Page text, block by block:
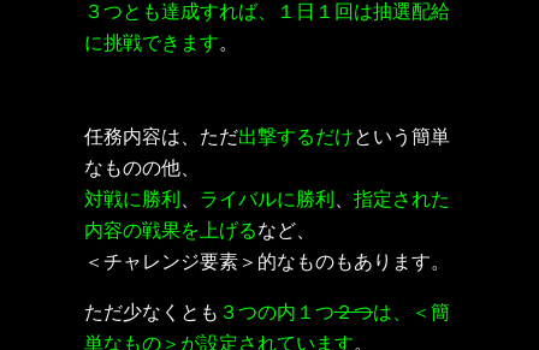
３つとも達成すれば、１日１回は抽選配給
に挑戦できます。
任務内容は、ただ出撃するだけという簡単
なものの他、
対戦に勝利、 ライバルに勝利、 指定された
内容の戦果を上げるなど、
＜チャレンジ要素＞的なものもあります。
ただ少なくとも ３つの内１つ２つは、＜簡
単なもの＞が設定されています。